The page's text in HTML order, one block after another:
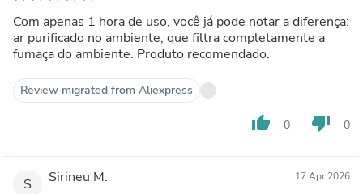
Com apenas 1 hora de uso, você já pode notar a diferença:
ar purificado no ambiente, que filtra completamente a
fumaça do ambiente. Produto recomendado.
Review migrated from Aliexpress
thumb_up 0 thumb_down 0
S Sirineu M. 17 Apr 2026